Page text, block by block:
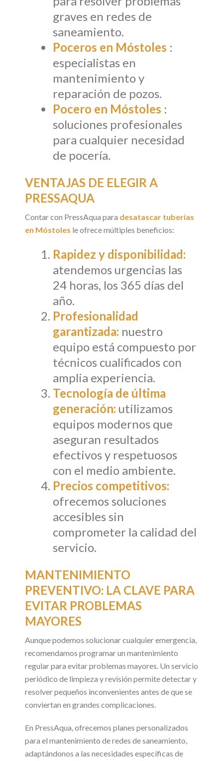
graves en redes de
saneamiento.
Poceros en Móstoles :
especialistas en
mantenimiento y
reparación de pozos.
Pocero en Móstoles :
soluciones profesionales
para cualquier necesidad
de pocería.
VENTAJAS DE ELEGIR A
PRESSAQUA
Contar con PressAqua para desatascar tuberías
en Móstoles le ofrece múltiples beneficios:
Rapidez y disponibilidad:
atendemos urgencias las
24 horas, los 365 días del
año.
Profesionalidad
garantizada: nuestro
equipo está compuesto por
técnicos cualificados con
amplia experiencia.
Tecnología de última
generación: utilizamos
equipos modernos que
aseguran resultados
efectivos y respetuosos
con el medio ambiente.
Precios competitivos:
ofrecemos soluciones
accesibles sin
comprometer la calidad del
servicio.
MANTENIMIENTO
PREVENTIVO: LA CLAVE PARA
EVITAR PROBLEMAS
MAYORES
Aunque podemos solucionar cualquier emergencia,
recomendamos programar un mantenimiento
regular para evitar problemas mayores. Un servicio
periódico de limpieza y revisión permite detectar y
resolver pequeños inconvenientes antes de que se
conviertan en grandes complicaciones.
En PressAqua, ofrecemos planes personalizados
para el mantenimiento de redes de saneamiento,
adaptándonos a las necesidades específicas de